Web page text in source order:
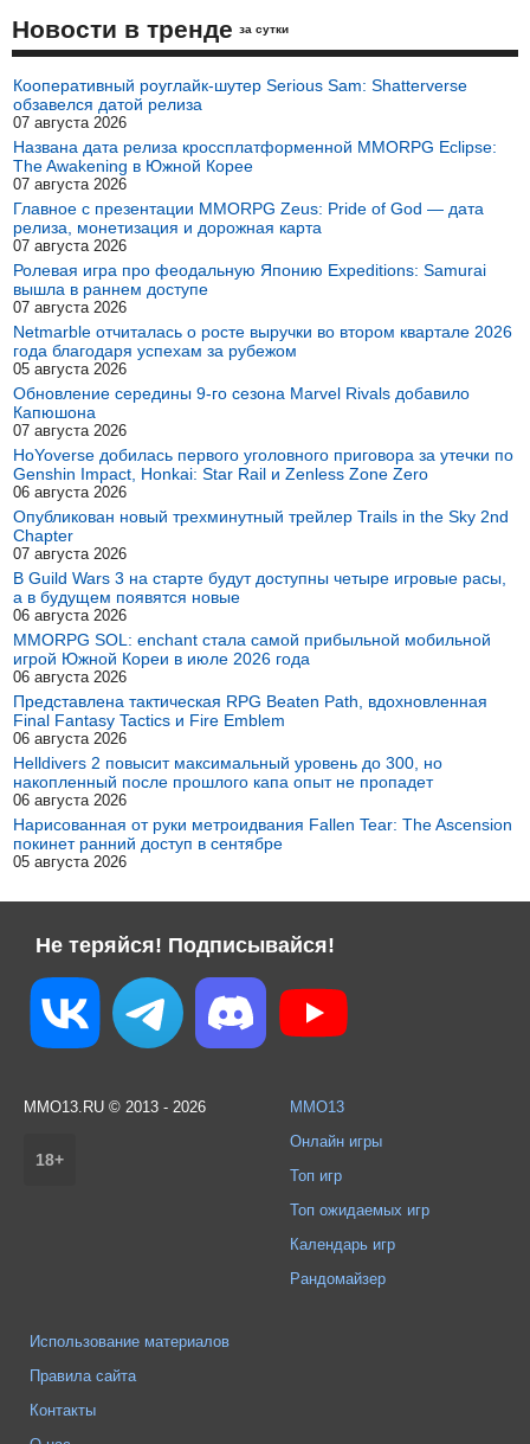
Новости в тренде за сутки
Кооперативный роуглайк-шутер Serious Sam: Shatterverse
обзавелся датой релиза
07 августа 2026
Названа дата релиза кроссплатформенной MMORPG Eclipse:
The Awakening в Южной Корее
07 августа 2026
Главное с презентации MMORPG Zeus: Pride of God — дата
релиза, монетизация и дорожная карта
07 августа 2026
Ролевая игра про феодальную Японию Expeditions: Samurai
вышла в раннем доступе
07 августа 2026
Netmarble отчиталась о росте выручки во втором квартале 2026
года благодаря успехам за рубежом
05 августа 2026
Обновление середины 9-го сезона Marvel Rivals добавило
Капюшона
07 августа 2026
HoYoverse добилась первого уголовного приговора за утечки по
Genshin Impact, Honkai: Star Rail и Zenless Zone Zero
06 августа 2026
Опубликован новый трехминутный трейлер Trails in the Sky 2nd
Chapter
07 августа 2026
В Guild Wars 3 на старте будут доступны четыре игровые расы,
а в будущем появятся новые
06 августа 2026
MMORPG SOL: enchant стала самой прибыльной мобильной
игрой Южной Кореи в июле 2026 года
06 августа 2026
Представлена тактическая RPG Beaten Path, вдохновленная
Final Fantasy Tactics и Fire Emblem
06 августа 2026
Helldivers 2 повысит максимальный уровень до 300, но
накопленный после прошлого капа опыт не пропадет
06 августа 2026
Нарисованная от руки метроидвания Fallen Tear: The Ascension
покинет ранний доступ в сентябре
05 августа 2026
Не теряйся! Подписывайся!
MMO13.RU © 2013 - 2026
18+
MMO13
Онлайн игры
Топ игр
Топ ожидаемых игр
Календарь игр
Рандомайзер
Использование материалов
Правила сайта
Контакты